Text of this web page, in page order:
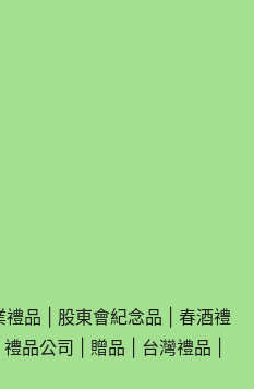
禮品 股東會紀念品
春酒禮
禮品公司 贈品 台灣禮品